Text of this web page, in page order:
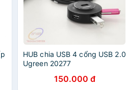
HUB chia USB 4 cổng USB 2.0
Ugreen 20277
150.000 đ